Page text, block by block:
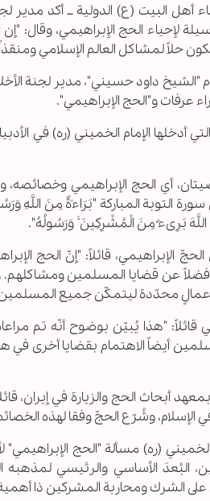
أهل البيت (ع) الدولية ــ أكد
لإحياء الحج الإبراهيمي، وقال:
لمشاكل العالم الإسلامي ومنقذاً
"الشيخ داود حسيني"، مدير لجنة
و"الحج الإبراهيمي".
أدخلها الإمام الخميني (ره) في
أي الحج الإبراهيمي وخصائصه،
التوبة المباركة "بَرَاءَةٌ مِنَ اللَّهِ
اللَّهَ بَرِیءٌ مِنَ الْمُشْرِکِینَ ۙ وَرَسُولُهُ".
الإبراهيمي، قائلاً: "إنّ الحج
فضلاً عن قضايا المسلمين
محدّدة ليتمكّن جميع
"هذا يُبيّن بوضوح أنّه تم مراعاة
أيضاً الاهتمام بقضايا أخرى في
أبحاث الحج والزيارة في إیران،
الإسلام، وشُرّع الحجّ وفقا لهذه
الخميني (ره) مسألة "الحج
البُعدَ الأساسي والرئيسي
على الشرك ومحاربة المشركين ذا